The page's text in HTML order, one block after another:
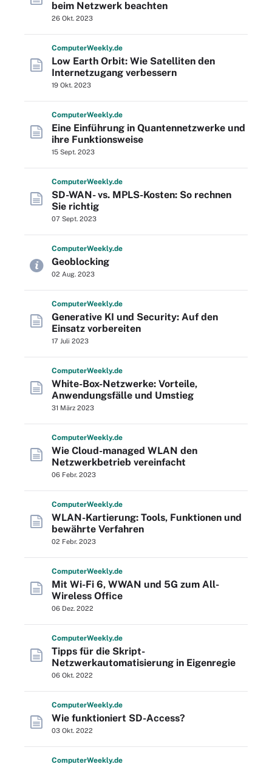
beim Netzwerk beachten
26 Okt. 2023
ComputerWeekly.de
Low Earth Orbit: Wie Satelliten den
Internetzugang verbessern
19 Okt. 2023
ComputerWeekly.de
Eine Einführung in Quantennetzwerke und
ihre Funktionsweise
15 Sept. 2023
ComputerWeekly.de
SD-WAN- vs. MPLS-Kosten: So rechnen
Sie richtig
07 Sept. 2023
ComputerWeekly.de
Geoblocking
02 Aug. 2023
ComputerWeekly.de
Generative KI und Security: Auf den
Einsatz vorbereiten
17 Juli 2023
ComputerWeekly.de
White-Box-Netzwerke: Vorteile,
Anwendungsfälle und Umstieg
31 März 2023
ComputerWeekly.de
Wie Cloud-managed WLAN den
Netzwerkbetrieb vereinfacht
06 Febr. 2023
ComputerWeekly.de
WLAN-Kartierung: Tools, Funktionen und
bewährte Verfahren
02 Febr. 2023
ComputerWeekly.de
Mit Wi-Fi 6, WWAN und 5G zum All-
Wireless Office
06 Dez. 2022
ComputerWeekly.de
Tipps für die Skript-
Netzwerkautomatisierung in Eigenregie
06 Okt. 2022
ComputerWeekly.de
Wie funktioniert SD-Access?
03 Okt. 2022
ComputerWeekly.de